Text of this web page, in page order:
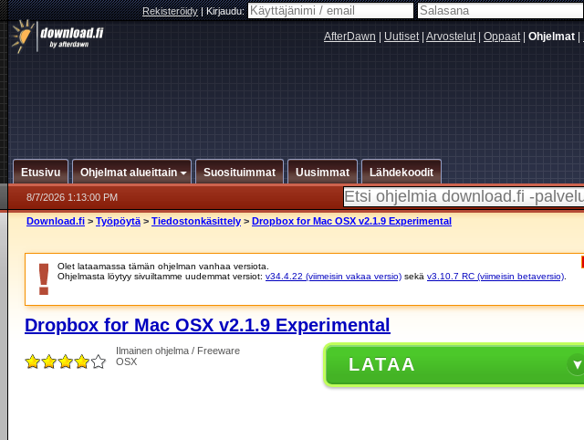
Rekisteröidy|Kirjaudu:
AfterDawn Uutiset| Arvostelut| Oppaat| Ohjelmat
Etusivu Ohjelmat alueittain Suosituimmat Uusimmat Lähdekoodit
8/7/2026 1:13:00 PM
Download.fi > Työpöytä > Tiedostonkäsittely > Dropbox for Mac OSX v2.1.9 Experimental
Olet lataamassa tämän ohjelman vanhaa versiota.
Ohjelmasta löytyy sivuiltamme uudemmat versiot: v34.4.22 (viimeisin vakaa versio) sekä v3.10.7 RC (viimeisin betaversio)
Dropbox for Mac OSX v2.1.9 Experimental
Ilmainen ohjelma / Freeware
OSX
LATAA